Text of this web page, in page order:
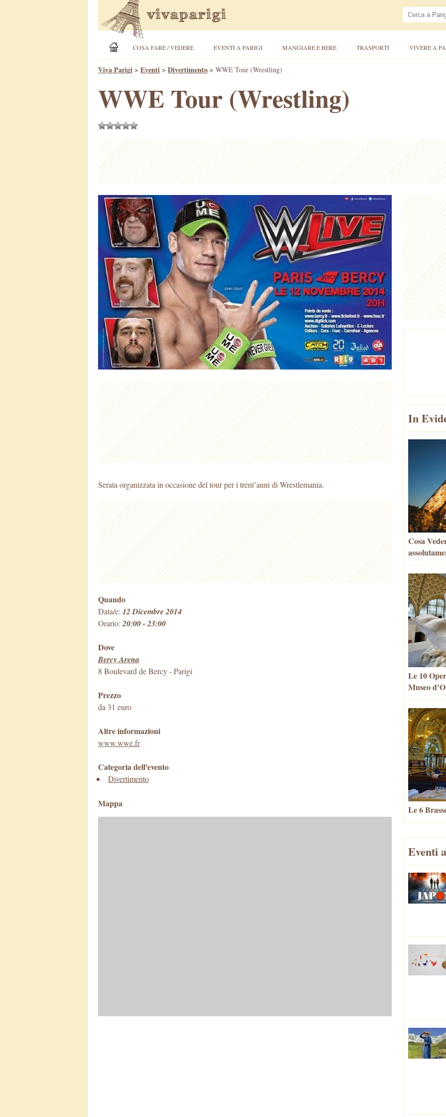
COSA FARE / VEDERE EVENTI A PARIGI MANGIARE E BERE TRASPORTI VIVERE A
Viva Parigi > Eventi > Divertimento > WWE Tour (Wrestling)
WWE Tour (Wrestling)
Serata organizzata in occasione del tour per i trent’anni di Wrestlemania.
Quando
Data/e: 12 Dicembre 2014
Orario: 20:00 - 23:00
Dove
Bercy Arena
8 Boulevard de Bercy-Parigi
Prezzo
da 31 euro
Altre informazioni
www.wwe.fr
Categoria dell'evento
Divertimento
Mappa
In
Cosa
Le 10
Museo
Le 6
Eventi